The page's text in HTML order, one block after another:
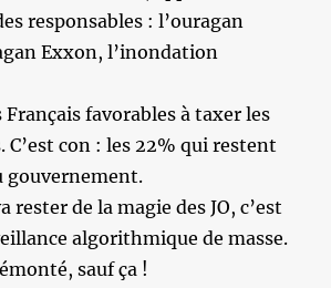
responsables : l’ouragan
Exxon, l’inondation
Français favorables à taxer les
con : les 22% qui restent
gouvernement.
rester de la magie des JO, c’est
algorithmique de masse.
sauf ça !